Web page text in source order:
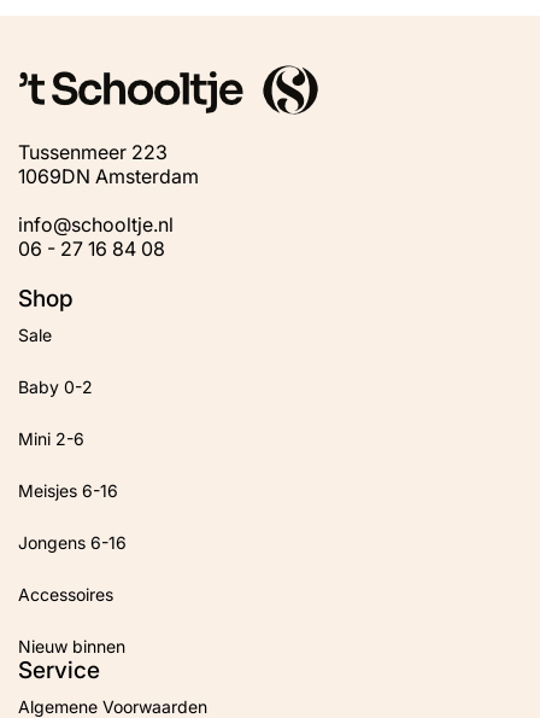
Tussenmeer 223
1069DN Amsterdam
info@schooltje.nl
06 - 27 16 84 08
Shop
Sale
Baby 0-2
Mini 2-6
Meisjes 6-16
Jongens 6-16
Accessoires
Nieuw binnen
Service
Algemene Voorwaarden